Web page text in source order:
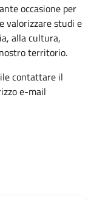
occasione per
valorizzare studi e
alla cultura,
territorio.
contattare il
e-mail